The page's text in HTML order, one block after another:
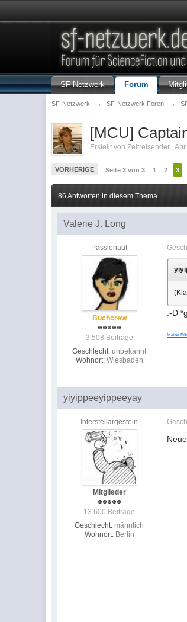
SF-Netzwerk Forum
SF-Netzwerk → SF-Netzwerk Foren →
[MCU]
Erstellt vonZeitreisender ,
VORHERIGE Seite 3 von 3 1 2 3
86 Antworten in diesem Thema
Valerie J. Long
Passionaut
Buchcrew
3.508 Beiträge
Geschlecht: unbekannt
Wohnort: Wiesbaden
:-D
Meine
yiyippeeyippeeyay
Interstellargestein
Mitglieder
13.600 Beiträge
Geschlecht: männlich
Wohnort: Berlin